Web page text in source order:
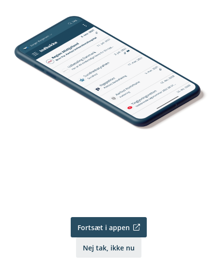
Fortsæt i appen
Nej tak, ikke nu